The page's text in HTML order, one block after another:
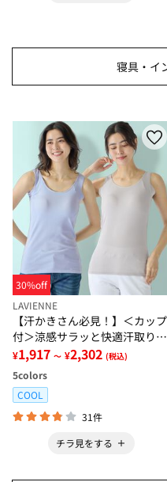
寝具・イ
30%off
LAVIENNE
【汗かきさん必見！】＜カップ
付＞涼感サラッと快適汗取りタ
ンクトップインナー＜さらりラ
ボ＞
¥1,917 ～ ¥2,302 (税込)
5colors
COOL
31件
チラ見をする